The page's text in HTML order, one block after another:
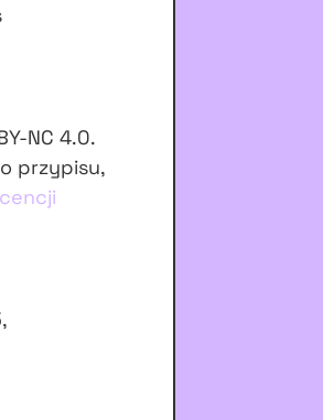
NC 4.0.
przypisu,